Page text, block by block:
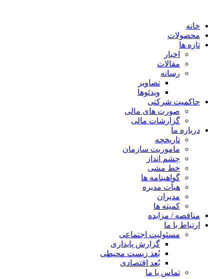
خانه
محصولات
تازه ها
اخبار
مقالات
رسانه
تصاویر
ویدئوها
حاکمیت شرکتی
صورت های مالی
گزارشات مالی
درباره ما
تاریخچه
ماموریت سازمان
چشم انداز
خط مشی
گواهینامه ها
هیأت مدیره
مدیران
کمیته ها
مناقصه / مزایده
ارتباط با ما
مسئولیت اجتماعی
گزارش پایداری
بُعد زیست محیطی
بُعد اقتصادی
تماس با ما